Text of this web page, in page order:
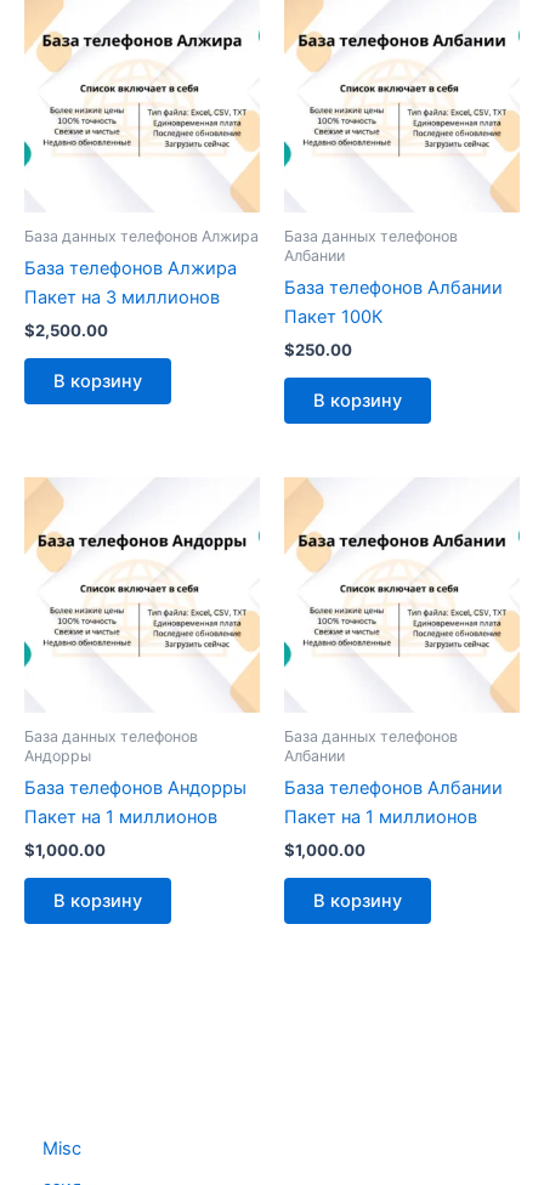
Misc
База данных телефонов Алжира
База телефонов Алжира
Пакет на 3 миллионов
$2,500.00
В корзину
База данных телефонов
Албании
База телефонов Албании
Пакет 100К
$250.00
В корзину
База данных телефонов
Андорры
База телефонов Андорры
Пакет на 1 миллионов
$1,000.00
В корзину
База данных телефонов
Албании
База телефонов Албании
Пакет на 1 миллионов
$1,000.00
В корзину